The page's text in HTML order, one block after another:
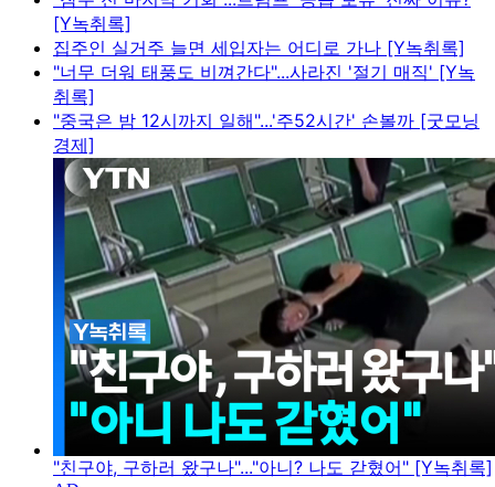
[Y녹취록]
집주인 실거주 늘면 세입자는 어디로 가나 [Y녹취록]
"너무 더워 태풍도 비껴간다"...사라진 '절기 매직' [Y녹
취록]
"중국은 밤 12시까지 일해"...'주52시간' 손볼까 [굿모닝
경제]
"친구야, 구하러 왔구나"..."아니? 나도 갇혔어" [Y녹취록]